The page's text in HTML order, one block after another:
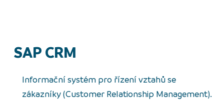
SAP CRM
Informační systém pro řízení vztahů se
zákazníky (Customer Relationship Management).